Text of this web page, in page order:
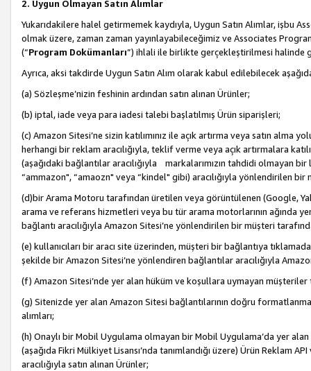
2. Uygun Olmayan Satın Alımlar
Yukarıdakilere halel getirmemek kaydıyla, Uygun Satın Alımlar, işbu
olmak üzere, zaman zaman yayınlayabileceğimiz ve Associates
(“Program Dokümanları”) ihlali ile birlikte gerçekleştirilmesi halinde
Ayrıca, aksi takdirde Uygun Satın Alım olarak kabul edilebilecek
(a) Sözleşme’nizin feshinin ardından satın alınan Ürünler;
(b) iptal, iade veya para iadesi talebi başlatılmış Ürün siparişleri;
(c) Amazon Sitesi’ne sizin katılımınız ile açık artırma veya satın alma
herhangi bir reklam aracılığıyla, teklif verme veya açık artırmalara
(aşağıdaki bağlantılar aracılığıyla markalarımızın tahdidi olmayan
“ammazon", “amaozn" veya “kindel" gibi) aracılığıyla yönlendirilen
(d)bir Arama Motoru tarafından üretilen veya görüntülenen (Google,
arama ve referans hizmetleri veya bu tür arama motorlarının ağında
bağlantı aracılığıyla Amazon Sitesi’ne yönlendirilen bir müşteri
(e) kullanıcıları bir aracı site üzerinden, müşteri bir bağlantıya
şekilde bir Amazon Sitesi’ne yönlendiren bağlantılar aracılığıyla
(f) Amazon Sitesi’nde yer alan hüküm ve koşullara uymayan müşteriler
(g) Sitenizde yer alan Amazon Sitesi bağlantılarının doğru
alımları;
(h) Onaylı bir Mobil Uygulama olmayan bir Mobil Uygulama’da yer
(aşağıda Fikri Mülkiyet Lisansı’nda tanımlandığı üzere) Ürün Reklam
aracılığıyla satın alınan Ürünler;